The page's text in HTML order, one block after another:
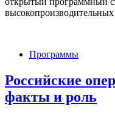
Программы
Российские
факты и роль